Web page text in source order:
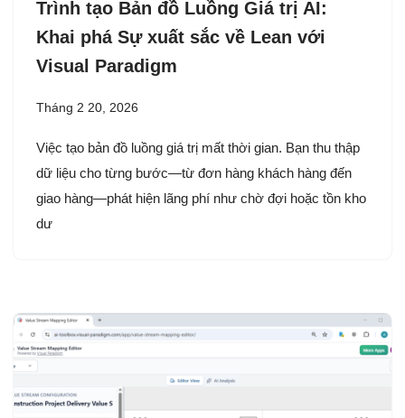
Trình tạo Bản đồ Luồng Giá trị AI:
Khai phá Sự xuất sắc về Lean với
Visual Paradigm
Tháng 2 20, 2026
Việc tạo bản đồ luồng giá trị mất thời gian. Bạn thu thập
dữ liệu cho từng bước—từ đơn hàng khách hàng đến
giao hàng—phát hiện lãng phí như chờ đợi hoặc tồn kho
dư